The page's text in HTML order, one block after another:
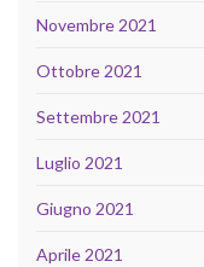
Novembre 2021
Ottobre 2021
Settembre 2021
Luglio 2021
Giugno 2021
Aprile 2021